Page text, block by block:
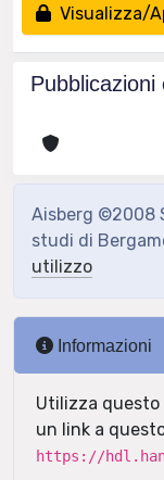
Visualizza/
Pubblicazioni
Aisberg ©2008
studi di
utilizzo
Informazioni
Utilizza
un link a
https://